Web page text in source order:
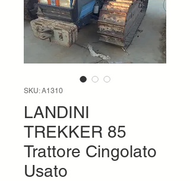
SKU: A1310
LANDINI
TREKKER 85
Trattore Cingolato
Usato